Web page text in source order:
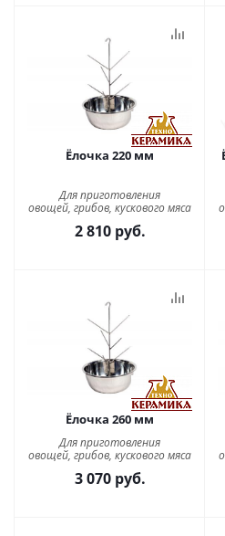
Ёлочка 220 мм
Для приготовления
овощей, грибов, кускового мяса
2 810руб.
Ёлочка 260 мм
Для приготовления
овощей, грибов, кускового мяса
3 070руб.